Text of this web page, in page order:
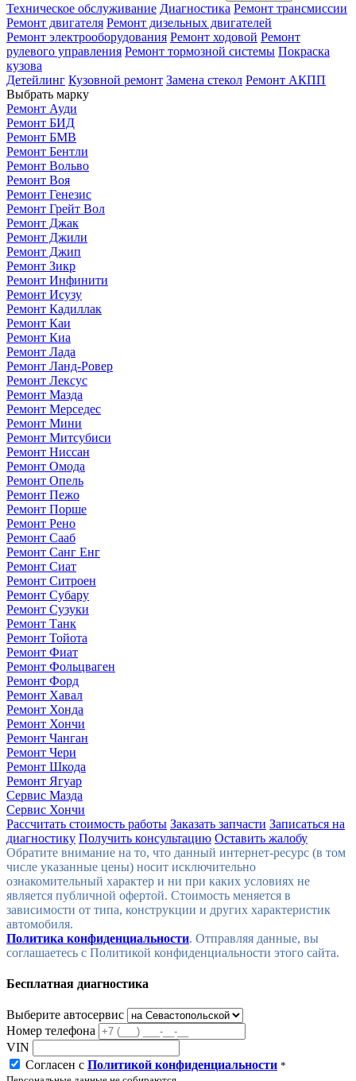
Техническое обслуживание Диагностика Ремонт трансмиссии
Ремонт двигателя Ремонт дизельных двигателей
Ремонт электрооборудования Ремонт ходовой Ремонт
рулевого управления Ремонт тормозной системы Покраска
кузова
Детейлинг Кузовной ремонт Замена стекол Ремонт АКПП
Выбрать марку
Ремонт Ауди
Ремонт БИД
Ремонт БМВ
Ремонт Бентли
Ремонт Вольво
Ремонт Воя
Ремонт Генезис
Ремонт Грейт Вол
Ремонт Джак
Ремонт Джили
Ремонт Джип
Ремонт Зикр
Ремонт Инфинити
Ремонт Исузу
Ремонт Кадиллак
Ремонт Каи
Ремонт Киа
Ремонт Лада
Ремонт Ланд-Ровер
Ремонт Лексус
Ремонт Мазда
Ремонт Мерседес
Ремонт Мини
Ремонт Митсубиси
Ремонт Ниссан
Ремонт Омода
Ремонт Опель
Ремонт Пежо
Ремонт Порше
Ремонт Рено
Ремонт Сааб
Ремонт Санг Енг
Ремонт Сиат
Ремонт Ситроен
Ремонт Субару
Ремонт Сузуки
Ремонт Танк
Ремонт Тойота
Ремонт Фиат
Ремонт Фольцваген
Ремонт Форд
Ремонт Хавал
Ремонт Хонда
Ремонт Хончи
Ремонт Чанган
Ремонт Чери
Ремонт Шкода
Ремонт Ягуар
Сервис Мазда
Сервис Хончи
Рассчитать стоимость работы Заказать запчасти Записаться на
диагностику Получить консультацию Оставить жалобу
Политика конфиденциальности. Отправляя данные, вы
соглашаетесь с Политикой конфиденциальности этого сайта.
Бесплатная диагностика
Выберите автосервис
Номер телефона
VIN
Согласен с Политикой конфиденциальности *